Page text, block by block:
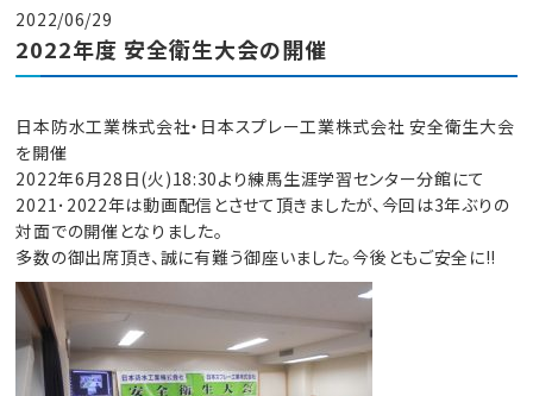
2022/06/29
2022年度 安全衛生大会の開催
日本防水工業株式会社・日本スプレー工業株式会社 安全衛生大会
を開催
2022年6月28日(火)18:30より練馬生涯学習センター分館にて
2021･2022年は動画配信とさせて頂きましたが、今回は3年ぶりの
対面での開催となりました。
多数の御出席頂き、誠に有難う御座いました。今後ともご安全に!!